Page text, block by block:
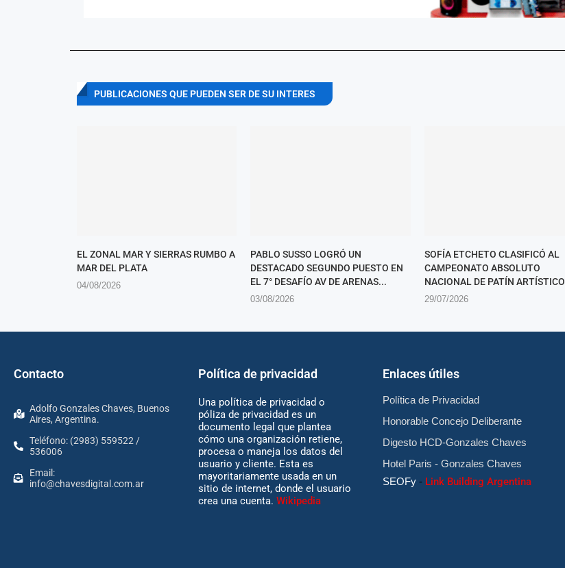
PUBLICACIONES QUE PUEDEN SER DE SU INTERES
EL ZONAL MAR Y SIERRAS RUMBO A
MAR DEL PLATA
04/08/2026
PABLO SUSSO LOGRÓ UN
DESTACADO SEGUNDO PUESTO EN
EL 7° DESAFÍO AV DE ARENAS...
03/08/2026
SOFÍA ETCHETO CLASIFICÓ AL
CAMPEONATO ABSOLUTO
NACIONAL DE PATÍN ARTÍSTICO
29/07/2026
Contacto
Adolfo Gonzales Chaves, Buenos
Aires, Argentina.
Teléfono: (2983) 559522 /
536006
Email:
info@chavesdigital.com.ar
Política de privacidad
Una política de privacidad o
póliza de privacidad es un
documento legal que plantea
cómo una organización retiene,
procesa o maneja los datos del
usuario y cliente. Esta es
mayoritariamente usada en un
sitio de internet, donde el usuario
crea una cuenta. Wikipedia
Enlaces útiles
Política de Privacidad
Honorable Concejo Deliberante
Digesto HCD-Gonzales Chaves
Hotel Paris - Gonzales Chaves
SEOFy- Link Building Argentina